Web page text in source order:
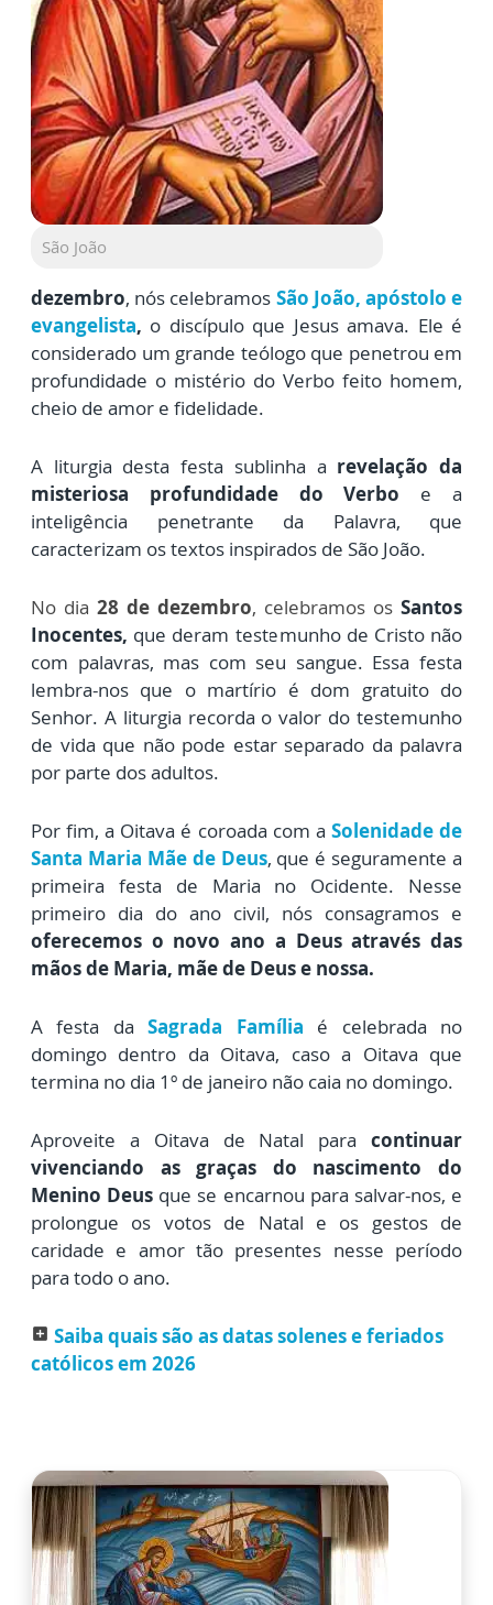
São João
dezembro, nós celebramos São João, apóstolo e
evangelista, o discípulo que Jesus amava. Ele é
considerado um grande teólogo que penetrou em
profundidade o mistério do Verbo feito homem,
cheio de amor e fidelidade.
A liturgia desta festa sublinha a revelação da
misteriosa profundidade do Verbo e a
inteligência penetrante da Palavra, que
caracterizam os textos inspirados de São João.
No dia 28 de dezembro, celebramos os Santos
Inocentes, que deram testemunho de Cristo não
com palavras, mas com seu sangue. Essa festa
lembra-nos que o martírio é dom gratuito do
Senhor. A liturgia recorda o valor do testemunho
de vida que não pode estar separado da palavra
por parte dos adultos.
Por fim, a Oitava é coroada com a Solenidade de
Santa Maria Mãe de Deus, que é seguramente a
primeira festa de Maria no Ocidente. Nesse
primeiro dia do ano civil, nós consagramos e
oferecemos o novo ano a Deus através das
mãos de Maria, mãe de Deus e nossa.
A festa daSagrada Família é celebrada no
domingo dentro da Oitava, caso a Oitava que
termina no dia 1º de janeiro não caia no domingo.
Aproveite a Oitava de Natal para continuar
vivenciando as graças do nascimento do
Menino Deus que se encarnou para salvar-nos, e
prolongue os votos de Natal e os gestos de
caridade e amor tão presentes nesse período
para todo o ano.
add_box Saiba quais são as datas solenes e feriados
católicos em 2026